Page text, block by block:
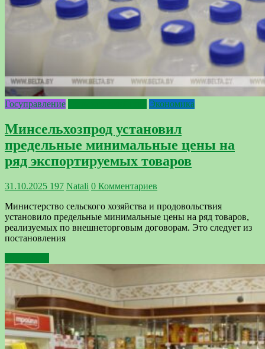
Госуправление Экономика
Минсельхозпрод установил
предельные минимальные цены на
ряд экспортируемых товаров
31.10.2025 197 Natali 0 Комментариев
Министерство сельского хозяйства и продовольствия
установило предельные минимальные цены на ряд товаров,
реализуемых по внешнеторговым договорам. Это следует из
постановления